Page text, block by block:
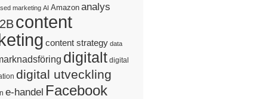
marketing AI Amazon analys
content
content strategy data
digitalt digital
digital utveckling
e-handel Facebook